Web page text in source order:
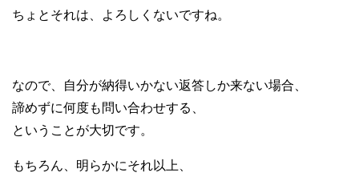
ちょとそれは、よろしくないですね。
なので、自分が納得いかない返答しか来ない場合、
諦めずに何度も問い合わせする、
ということが大切です。
もちろん、明らかにそれ以上、